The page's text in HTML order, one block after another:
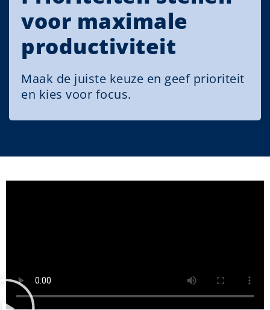
voor maximale
productiviteit
Maak de juiste keuze en geef prioriteit
en kies voor focus.